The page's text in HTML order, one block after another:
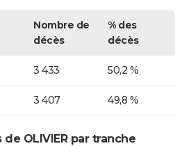
Nombre de
décès
% des
décès
3 433 50,2 %
3 407 49,8 %
OLIVIER par tranche